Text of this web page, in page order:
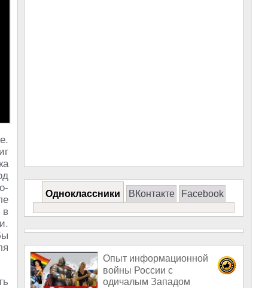
в
Одноклассники ВКонтакте Facebook
Опыт информационной
войны России с
одичалым Западом